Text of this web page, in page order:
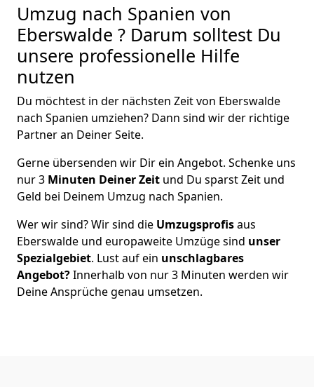
Umzug nach Spanien von
Eberswalde ? Darum solltest Du
unsere professionelle Hilfe
nutzen
Du möchtest in der nächsten Zeit von Eberswalde
nach Spanien umziehen? Dann sind wir der richtige
Partner an Deiner Seite.
Gerne übersenden wir Dir ein Angebot. Schenke uns
nur3 Minuten Deiner Zeit und Du sparst Zeit und
Geld bei Deinem Umzug nach Spanien.
Wer wir sind? Wir sind die Umzugsprofisaus
Eberswalde und europaweite Umzüge sind unser
Spezialgebiet. Lust auf ein unschlagbares
Angebot?Innerhalb von nur3 Minuten werden wir
Deine Ansprüche genau umsetzen.